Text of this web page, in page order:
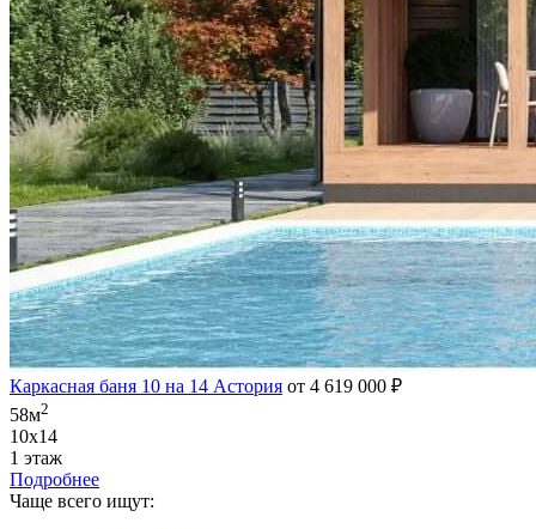
Каркасная баня 10 на 14 Астория от 4 619 000 ₽
58м2
10х14
1 этаж
Подробнее
Чаще всего ищут: